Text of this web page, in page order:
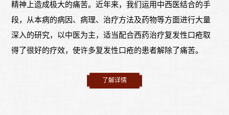
精神上造成极大的痛苦。近年来，我们运用中西医结合的手
段，从本病的病因、病理、治疗方法及药物等方面进行大量
深入的研究，以中医为主，适当配合西药治疗复发性口疮取
得了很好的疗效，使许多复发性口疮的患者解除了痛苦。
了解详情